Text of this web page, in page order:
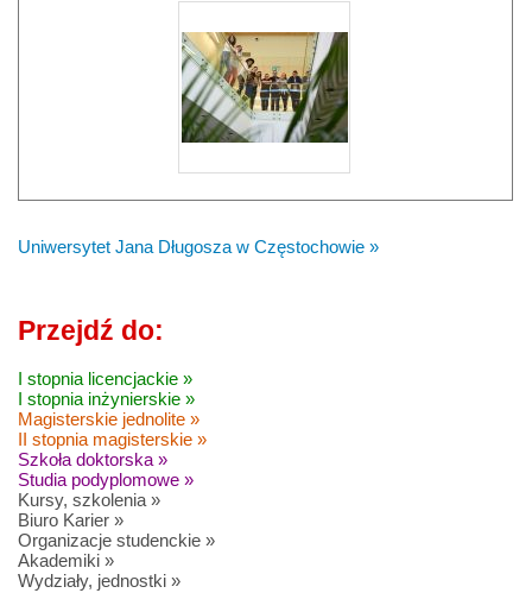
Uniwersytet Jana Długosza w Częstochowie »
Przejdź do:
I stopnia licencjackie »
I stopnia inżynierskie »
Magisterskie jednolite »
II stopnia magisterskie »
Szkoła doktorska »
Studia podyplomowe »
Kursy, szkolenia »
Biuro Karier »
Organizacje studenckie »
Akademiki »
Wydziały, jednostki »